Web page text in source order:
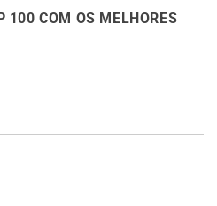
100 COM OS MELHORES